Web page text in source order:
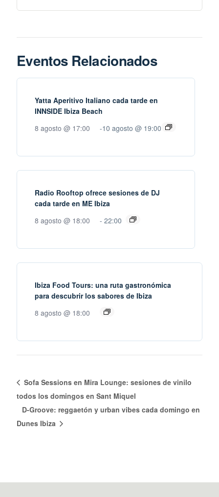
Eventos Relacionados
Yatta Aperitivo Italiano cada tarde en
INNSIDE Ibiza Beach
8 agosto @ 17:00
-10 agosto @ 19:00
Radio Rooftop ofrece sesiones de DJ
cada tarde en ME Ibiza
8 agosto @ 18:00
- 22:00
Ibiza Food Tours: una ruta gastronómica
para descubrir los sabores de Ibiza
8 agosto @ 18:00
Sofa Sessions en Mira Lounge: sesiones de vinilo
todos los domingos en Sant Miquel
D-Groove: reggaetón y urban vibes cada domingo en
Dunes Ibiza